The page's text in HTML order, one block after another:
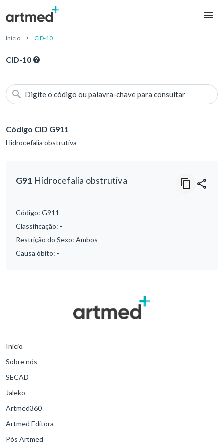
Início CID-10
CID-10
Digite o código ou palavra-chave para consultar
Código CID G911
Hidrocefalia obstrutiva
G91 Hidrocefalia obstrutiva
Código: G911
Classificação: -
Restrição do Sexo: Ambos
Causa óbito: -
Início
Sobre nós
SECAD
Jaleko
Artmed360
Artmed Editora
Pós Artmed